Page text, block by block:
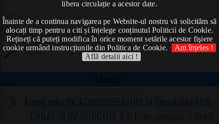
libera circulație a acestor date.
Înainte de a continua navigarea pe Website-ul nostru vă solicităm să
alocați timp pentru a citi și înțelege conținutul Politicii de Cookie.
Rețineți că puteți modifica în orice moment setările acestor fişiere
cookie urmând instrucțiunile din Politica de Cookie.
Am înțeles !
Află detalii aici !
Aici !
Anunțuri
Anunț selecție ADMINISTRATORI la Societatea EDIL
CANAL SERV GORGOTA S.R.L. Nr. posturi: 3 (trei)